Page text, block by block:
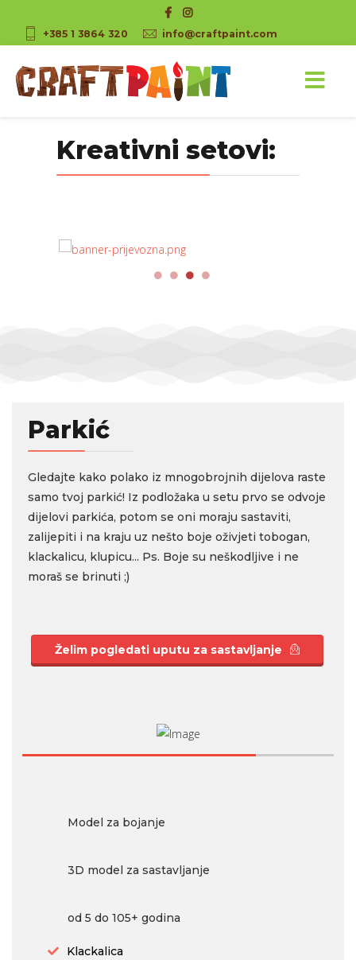
+385 1 3864 320 info@craftpaint.com
Kreativni setovi:
Parkić
Gledajte kako polako iz mnogobrojnih dijelova raste
samo tvoj parkić! Iz podložaka u setu prvo se odvoje
dijelovi parkića, potom se oni moraju sastaviti,
zalijepiti i na kraju uz nešto boje oživjeti tobogan,
klackalicu, klupicu... Ps. Boje su neškodljive i ne
moraš se brinuti ;)
Želim pogledati uputu za sastavljanje
Model za bojanje
3D model za sastavljanje
od 5 do 105+ godina
Klackalica